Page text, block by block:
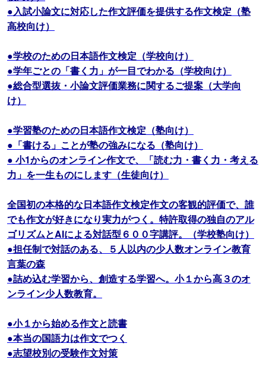
●入試小論文に対応した作文評価を提供する作文検定（塾
高校向け）
●学校のための日本語作文検定（学校向け）
●学年ごとの「書く力」が一目でわかる（学校向け）
●総合型選抜・小論文評価業務に関するご提案（大学向
け）
●学習塾のための日本語作文検定（塾向け）
●「書ける」ことが塾の強みになる（塾向け）
● 小1からのオンライン作文で、「読む力・書く力・考える
力」を一生ものにします（生徒向け）
全国初の本格的な日本語作文検定作文の客観的評価で、誰
でも作文が好きになり実力がつく。特許取得の独自のアル
ゴリズムとAIによる対話型６００字講評。（学校塾向け）
●担任制で対話のある、５人以内の少人数オンライン教育
言葉の森
●詰め込む学習から、創造する学習へ。小１から高３のオ
ンライン少人数教育。
●小１から始める作文と読書
●本当の国語力は作文でつく
●志望校別の受験作文対策